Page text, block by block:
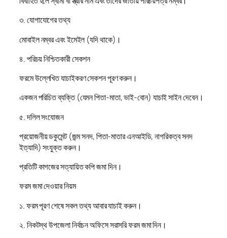
৩. যোগাযোগের তথ্য
মোবাইল নম্বর এবং ইমেইল (যদি থাকে)।
৪. পরিচয় নিশ্চিতকারী সেকশন
ফরমে উল্লেখিত যাচাইকরণ সেকশন পূরণ করুন।
একজন পরিচিত ব্যক্তি (যেমন পিতা-মাতা, ভাই-বোন) যাচাই সাইন দেবেন।
৫. দলিল সংযোজন
প্রয়োজনীয় ডকুমেন্ট (জন্ম সনদ, পিতা-মাতার এনআইডি, নাগরিকত্ব সনদ
ইত্যাদি) সংযুক্ত করুন।
প্রতিটি কাগজের সত্যায়িত কপি জমা দিন।
ফরম জমা দেওয়ার নিয়ম
১. ফরম পূরণ শেষে সকল তথ্য আবার যাচাই করুন।
২. নিকটস্থ উপজেলা নির্বাচন অফিসে সরাসরি ফরম জমা দিন।